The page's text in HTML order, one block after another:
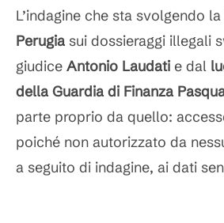
L’indagine che sta svolgendo la
Perugia sui dossieraggi illegali
giudice Antonio Laudati e dal
della Guardia di Finanza
parte proprio da quello:
poiché non autorizzato da
a seguito di indagine, ai dati